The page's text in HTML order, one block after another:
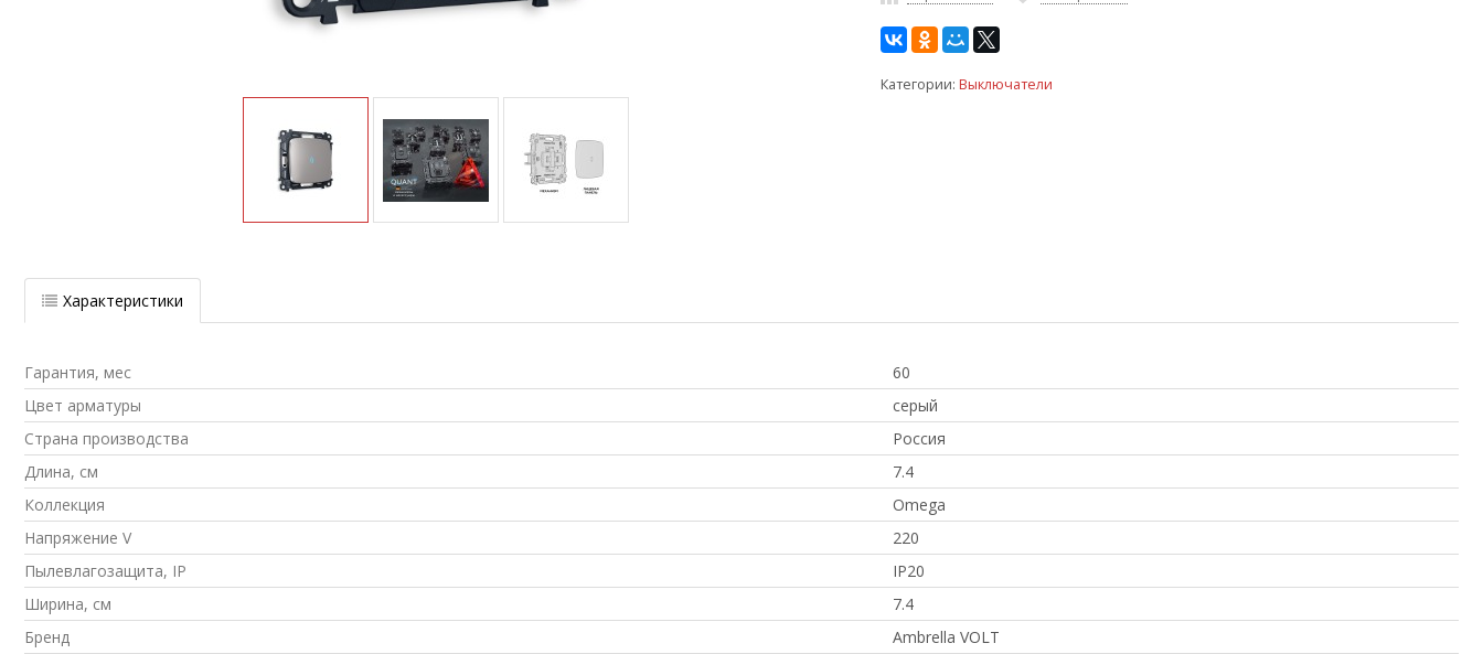
Категории: Выключатели
Характеристики
Гарантия, мес
60
Цвет арматуры
серый
Страна производства
Россия
Длина, см
7.4
Коллекция
Omega
Напряжение V
220
Пылевлагозащита, IP
IP20
Ширина, см
7.4
Бренд
Ambrella VOLT